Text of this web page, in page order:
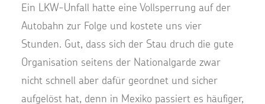
Ein LKW-Unfall hatte eine Vollsperrung auf der
Autobahn zur Folge und kostete uns vier
Stunden. Gut, dass sich der Stau druch die gute
Organisation seitens der Nationalgarde zwar
nicht schnell aber dafür geordnet und sicher
aufgelöst hat, denn in Mexiko passiert es häufiger,